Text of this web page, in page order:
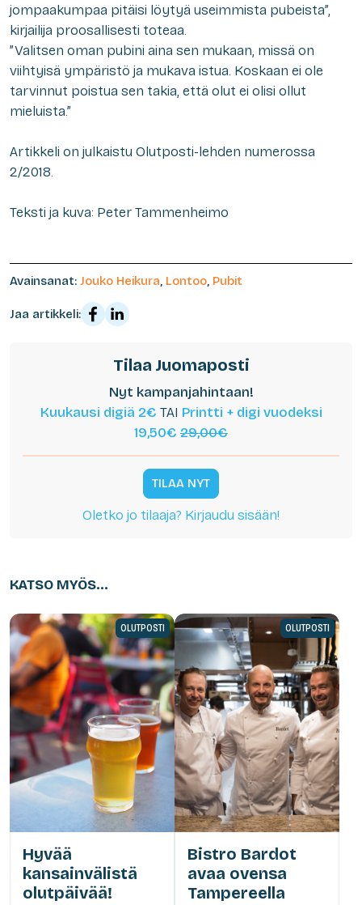
jompaakumpaa pitäisi löytyä useimmista pubeista”,
kirjailija proosallisesti toteaa.
”Valitsen oman pubini aina sen mukaan, missä on
viihtyisä ympäristö ja mukava istua. Koskaan ei ole
tarvinnut poistua sen takia, että olut ei olisi ollut
mieluista.”
Artikkeli on julkaistu Olutposti-lehden numerossa
2/2018.
Teksti ja kuva: Peter Tammenheimo
Avainsanat: Jouko Heikura, Lontoo, Pubit
Jaa artikkeli:
Tilaa Juomaposti
Nyt kampanjahintaan!
Kuukausi digiä 2€ TAI Printti + digi vuodeksi
19,50€ 29,00€
TILAA NYT
Oletko jo tilaaja? Kirjaudu sisään!
KATSO MYÖS...
OLUTPOSTI
Hyvää
kansainvälistä
olutpäivää!
OLUTPOSTI
Bistro Bardot
avaa ovensa
Tampereella